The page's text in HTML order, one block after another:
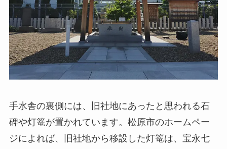
手水舎の裏側には、旧社地にあったと思われる石
碑や灯篭が置かれています。松原市のホームペー
ジによれば、旧社地から移設した灯篭は、宝永七